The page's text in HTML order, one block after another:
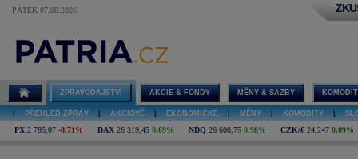
PÁTEK 07.08.2026
ZPRAVODAJSTVÍ AKCIE & FONDY MĚNY & SAZBY
PŘEHLED ZPRÁV AKCIOVÉ EKONOMICKÉ MĚNY KOMODITY
PX 2 785,07 -0,71% DAX 26 319,45 0,69% NDQ 26 606,75 0,98% CZK/€ 24,247 0,09%